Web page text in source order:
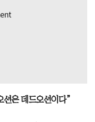
션은 데드오션이다”